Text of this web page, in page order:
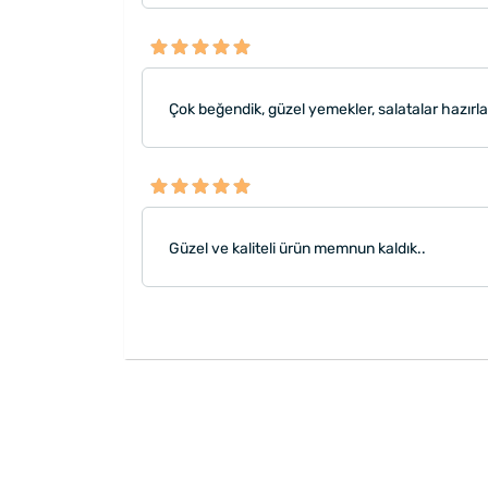
Çok beğendik, güzel yemekler, salatalar
Güzel ve kaliteli ürün memnun kaldık..